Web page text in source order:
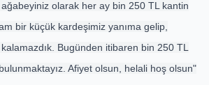
olarak her ay bin 250 TL kantin
bir küçük kardeşimiz yanıma gelip,
Bugünden itibaren bin 250 TL
Afiyet olsun, helali hoş olsun"